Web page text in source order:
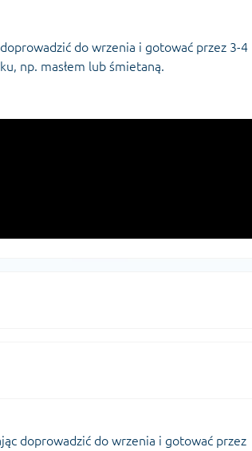
do wrzenia i gotować przez 3-4
np. masłem lub śmietaną.
doprowadzić do wrzenia i gotować przez